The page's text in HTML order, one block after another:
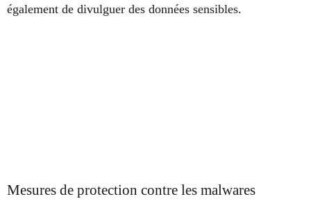
également de divulguer des données sensibles.
Mesures de protection contre les malwares